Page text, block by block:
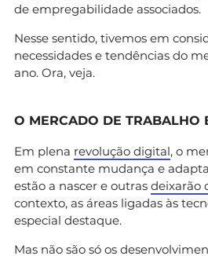
de empregabilidade associados.
Nesse sentido, tivemos em
necessidades e tendências do
ano. Ora, veja.
O MERCADO DE TRABALHO
Em plena revolução digital, o
em constante mudança e
estão a nascer e outras deixarão
contexto, as áreas ligadas às
especial destaque.
Mas não são só os